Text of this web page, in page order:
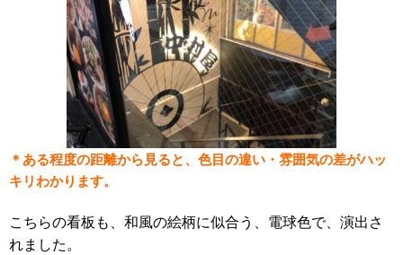
＊ある程度の距離から見ると、色目の違い・雰囲気の差がハッ
キリわかります。
こちらの看板も、和風の絵柄に似合う、電球色で、演出さ
れました。